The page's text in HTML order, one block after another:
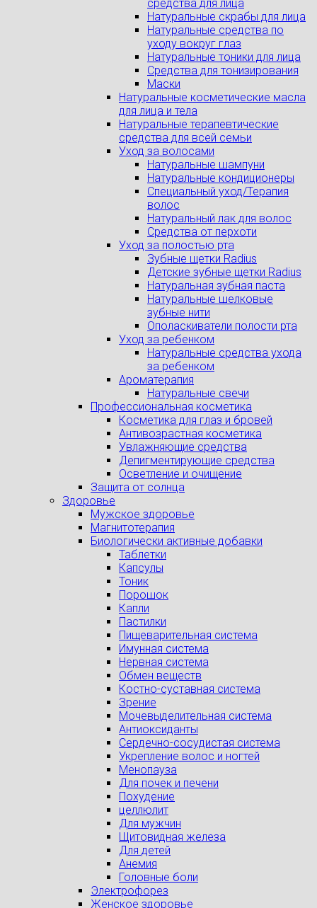
средства для лица
Натуральные скрабы для лица
Натуральные средства по
уходу вокруг глаз
Натуральные тоники для лица
Средства для тонизирования
Маски
Натуральные косметические масла
для лица и тела
Натуральные терапевтические
средства для всей семьи
Уход за волосами
Натуральные шампуни
Натуральные кондиционеры
Специальный уход/Терапия
волос
Натуральный лак для волос
Средства от перхоти
Уход за полостью рта
Зубные щетки Radius
Детские зубные щетки Radius
Натуральная зубная паста
Натуральные шелковые
зубные нити
Ополаскиватели полости рта
Уход за ребенком
Натуральные средства ухода
за ребенком
Ароматерапия
Натуральные свечи
Профессиональная косметика
Косметика для глаз и бровей
Антивозрастная косметика
Увлажняющие средства
Депигментирующие средства
Осветление и очищение
Защита от солнца
Здоровье
Мужское здоровье
Магнитотерапия
Биологически активные добавки
Таблетки
Капсулы
Тоник
Порошок
Капли
Пастилки
Пищеварительная система
Имунная система
Нервная система
Обмен веществ
Костно-суставная система
Зрение
Мочевыделительная система
Антиоксиданты
Сердечно-сосудистая система
Укрепление волос и ногтей
Менопауза
Для почек и печени
Похудение
целлюлит
Для мужчин
Щитовидная железа
Для детей
Анемия
Головные боли
Электрофорез
Женское здоровье